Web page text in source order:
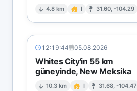
4.8 km I 31.60, -104.29
12:19:44 05.08.2026
Whites City'in 55 km
güneyinde, New Meksika
10.3 km I 31.68, -104.47